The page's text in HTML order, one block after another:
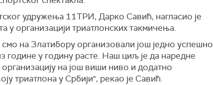
удружења 11ТРИ, Дарко Савић, нагласио је
у организацији триатлонских такмичења.
на Златибору организовали још једно успешно
године у годину расте. Наш циљ је да наредне
на још виши ниво и додатно
триатлона у Србији", рекао је Савић.